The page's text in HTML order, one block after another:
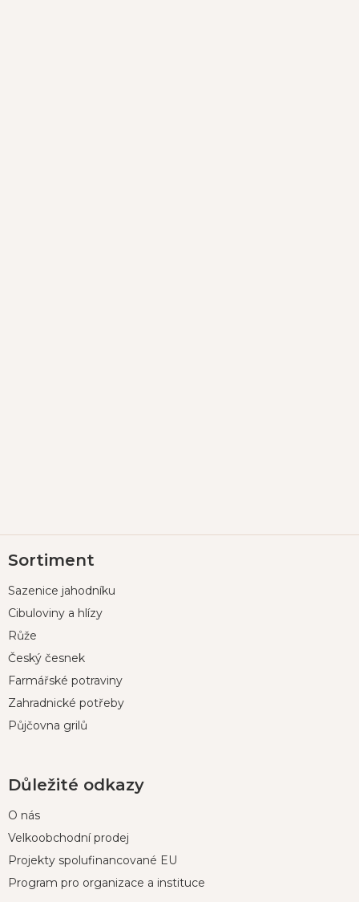
á
a
Sortiment
Sazenice jahodníku
Cibuloviny a hlízy
Růže
Český česnek
Farmářské potraviny
Zahradnické potřeby
Půjčovna grilů
Důležité odkazy
O nás
Velkoobchodní prodej
Projekty spolufinancované EU
Program pro organizace a instituce